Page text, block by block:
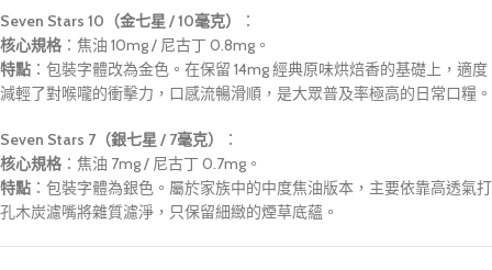
Seven Stars 10（金七星 / 10毫克）
：
核心規格 ：焦油 10mg / 尼古丁 0.8mg。
特點 ：包裝字體改為金色。在保留 14mg 經典原味烘焙香的基礎上，適度
減輕了對喉嚨的衝擊力，口感流暢滑順，是大眾普及率極高的日常口糧。
Seven Stars 7（銀七星 / 7毫克）
：
核心規格 ：焦油 7mg / 尼古丁 0.7mg。
特點 ：包裝字體為銀色。屬於家族中的中度焦油版本，主要依靠高透氣打
孔木炭濾嘴將雜質濾淨，只保留細緻的煙草底蘊。